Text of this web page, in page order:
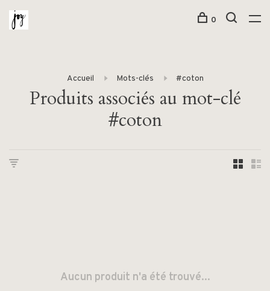
0
Accueil Mots-clés #coton
Produits associés au mot-clé
#coton
Aucun produit n'a été trouvé...